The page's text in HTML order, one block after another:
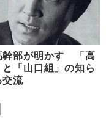
幹部が明かす 「高
と「山口組」の知ら
交流